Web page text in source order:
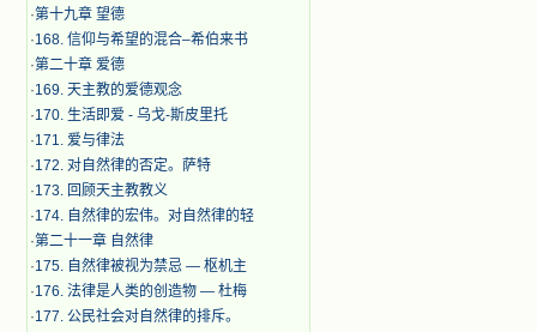
·第十九章 望德
·168. 信仰与希望的混合–希伯来书
·第二十章 爱德
·169. 天主教的爱德观念
·170. 生活即爱 - 乌戈-斯皮里托
·171. 爱与律法
·172. 对自然律的否定。萨特
·173. 回顾天主教教义
·174. 自然律的宏伟。对自然律的轻
·第二十一章 自然律
·175. 自然律被视为禁忌 — 枢机主
·176. 法律是人类的创造物 — 杜梅
·177. 公民社会对自然律的排斥。